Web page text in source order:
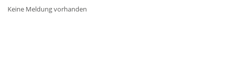
Keine Meldung vorhanden